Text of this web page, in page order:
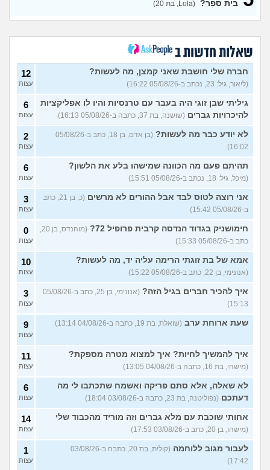
במה לעבוד? (אנונימי, בן 17)
שחוק עד דמעות מעבודה
זמנית: האם לחתום אבטלה
ולהשקיע בהייטק או למצוא
עבודה אחרת?
(סטודנט, בן 22)
3
עצות
איך מוצאים עבודה בעיר שלי?
(אסי, בן 38)
5
עצות
האם כדאי עגלות באמריקה/
קוסמטיקה?
(אנגל, בת 22)
3
עצות
מסיימת תואר במדמח ולא
יודעת לאן להמשיך מפה
3
עצות
שאלות על המקצוע של הנהלת
חשבונות (מישהי, בת 30)
5
עצות
איך לשפר את הנושא
התעסוקתי? (אנונימית, בת 27)
4
עצות
איך להבין מה הכיוון שלי?
(אנונימית, בת 21)
4
עצות
עוד שאלות חדשות במדור
בית ספר? (Lola, בת 20)
שאלות חדשות ב
חברה שלי חושבת שאני קמצן, מה לעשות?
(ליאור, גיל: 23, נכתב ב-05/08/26 16:22)
12
עצות
גיליתי שבן זוגי היה בעבר עם טרנסיות והיו לו אפליקציות
להיכרויות גברים (שושנה, בת 37, כתבה ב-05/08/26 16:13)
6
עצות
לא יודע כבר מה לעשות?
(בן אדם, בן 18, כתב ב-05/08/26
16:02)
2
עצות
תהיתם פעם מה הכוונה שמישהו בלע את הלשון?
(מיכל, גיל: 18, נכתב ב-05/08/26 15:51)
6
עצות
אני רוצה לטוס לבד אבל ההורים לא מרשים
(כ, בן 21, כתב
ב-05/08/26 15:42)
3
עצות
חימושניק בגדוד הנדסה קרבית פרופיל 72?
כתב ב-05/08/26 15:33)
0
עצות
אמא של בת זוגתי הרימה עליה יד, מה לעשות?
(אנונימי, בן 22, כתב ב-05/08/26 15:22)
10
עצות
איך להכיר חברים בגיל הזה?
(אנונימי, בן 25, כתב ב-05/08/26
15:13)
3
עצות
שעת ארוחת ערב (שואלת, בת 19, כתבה ב-04/08/26 13:14) 9
עצות
איך להמשיך לחיות? איך למצוא מטרה מספקת?
(מישהי, בת 16, כתבה ב-04/08/26 13:05)
11
עצות
לא שאלה, אלא סתם פריקה ואשמח שתכתבו לי מה
דעתכם (נפוליטנה, בת 23, כתבה ב-03/08/26 18:04)
6
עצות
אחותי שוכבת עם מלא גברים וזה מוריד מהכבוד שלי
(מישהו, בן 20, כתב ב-03/08/26 17:53)
14
עצות
לעבור מגוב ללוחמה
(קולית, בת 20, כתבה ב-03/08/26
17:42)
1
עצות